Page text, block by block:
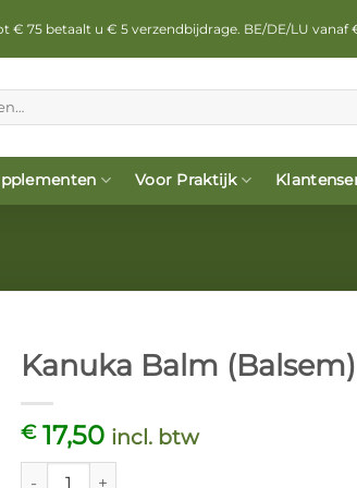
75 betaalt u € 5 verzendbijdrage. BE/DE/LU vanaf
Voor Praktijk
Kanuka Balm (Balsem)
€17,50 incl. btw
Kanuka Balm (Balsem) aantal